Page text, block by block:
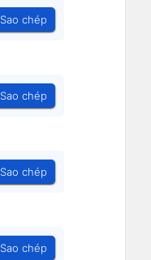
Sao chép
Sao chép
Sao chép
Sao chép